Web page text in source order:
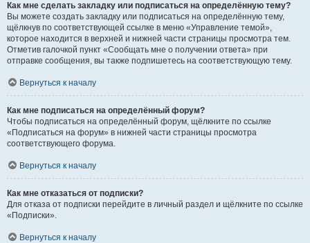
Как мне сделать закладку или подписаться на определённую тему?
Вы можете создать закладку или подписаться на определённую тему,
щёлкнув по соответствующей ссылке в меню «Управление темой»,
которое находится в верхней и нижней части страницы просмотра тем.
Отметив галочкой пункт «Сообщать мне о получении ответа» при
отправке сообщения, вы также подпишетесь на соответствующую тему.
Вернуться к началу
Как мне подписаться на определённый форум?
Чтобы подписаться на определённый форум, щёлкните по ссылке
«Подписаться на форум» в нижней части страницы просмотра
соответствующего форума.
Вернуться к началу
Как мне отказаться от подписки?
Для отказа от подписки перейдите в личный раздел и щёлкните по ссылке
«Подписки».
Вернуться к началу